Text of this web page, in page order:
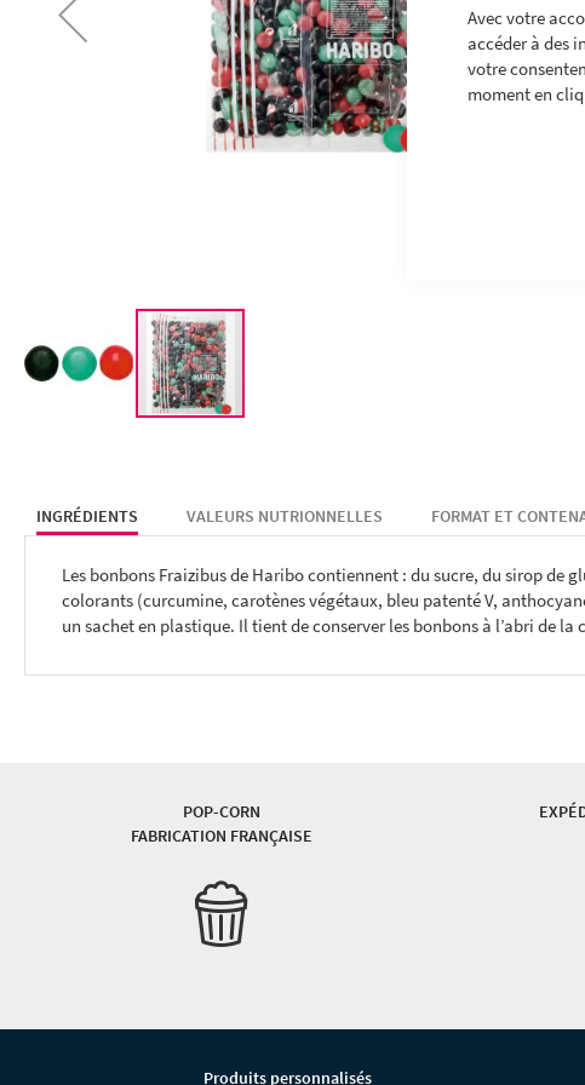
Avec votre
accéder à des
votre
moment en
BEGINNING
OF
IMAGES
GALLERY
INGRÉDIENTS
Les bonbons Fraizibus de Haribo contiennent : du sucre, du sirop de
colorants (curcumine, carotènes végétaux, bleu patenté V,
un sachet en plastique. Il tient de conserver les bonbons à l’abri de
VALEURS NUTRIONNELLES FORMAT ET
POP-CORN
FABRICATION FRANÇAISE
Produits personnalisés